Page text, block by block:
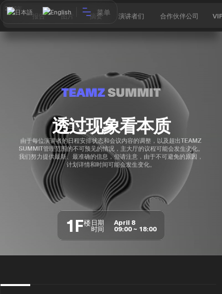
日本語 English 菜单
2026年
报告 图片 摘要 演讲者们 合作伙伴公司
透过现象看本质
由于每位演讲者的日程安排状态和会议内容的调整，以及超出TEAMZ
SUMMIT管理范围的不可预见的情况，主大厅的议程可能会发生变化。
我们努力提供最新、最准确的信息，但请注意，由于不可避免的原因，
计划详情和时间可能会发生变化。
1F楼 日期 April 8
时间 09:00 ~ 18:00